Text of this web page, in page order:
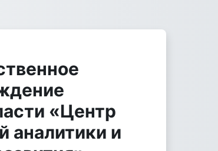
«Центр
аналитики и